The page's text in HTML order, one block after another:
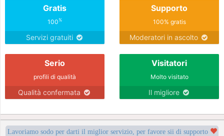
Gratis
100%
Servizi gratuiti
Supporto
100% gratis
Moderatori in ascolto
Serio
profili di qualità
Qualità confermata
Visitatori
Molto visitato
Il migliore
Lavoriamo sodo per darti il miglior servizio, per favore sii di supporto